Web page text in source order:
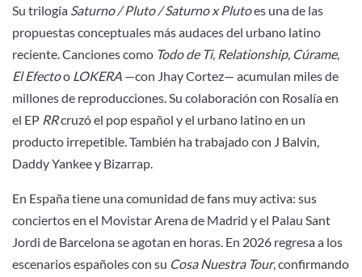
Su trilogía Saturno / Pluto / Saturno x Plutoes una de las
propuestas conceptuales más audaces del urbano latino
reciente. Canciones como Todo de Ti, Relationship, Cúrame,
El Efectoo LOKERA —con Jhay Cortez— acumulan miles de
millones de reproducciones. Su colaboración con Rosalía en
el EP RRcruzó el pop español y el urbano latino en un
producto irrepetible. También ha trabajado con J Balvin,
Daddy Yankee y Bizarrap.
En España tiene una comunidad de fans muy activa: sus
conciertos en el Movistar Arena de Madrid y el Palau Sant
Jordi de Barcelona se agotan en horas. En 2026 regresa a los
escenarios españoles con su Cosa Nuestra Tour, confirmando